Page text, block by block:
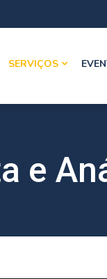
SERVIÇOS
e